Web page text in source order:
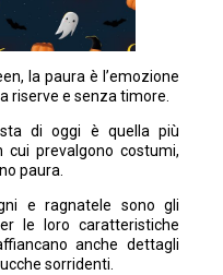
la paura è l’emozione
riserve e senza timore.
di oggi è quella più
prevalgono costumi,
paura.
e ragnatele sono gli
le loro caratteristiche
anche dettagli
sorridenti.